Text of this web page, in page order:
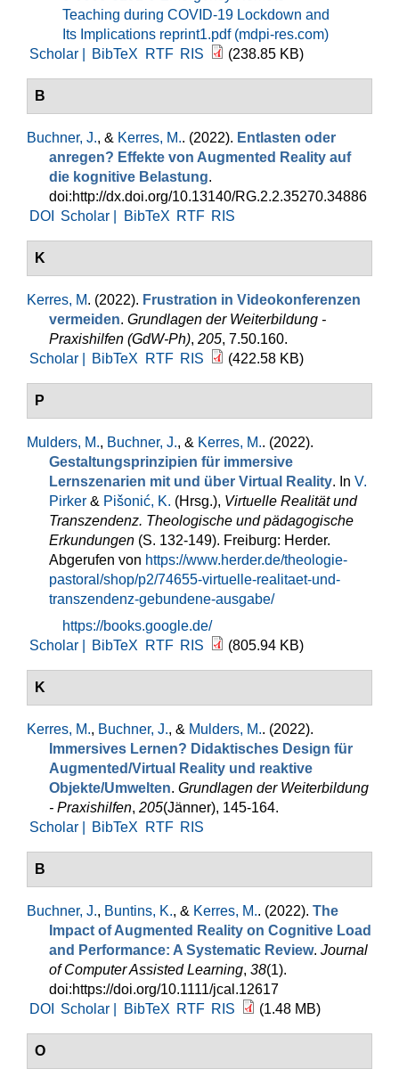
Teaching during COVID-19 Lockdown and
Its Implications reprint1.pdf (mdpi-res.com)
Scholar |
BibTeX RTF RIS (238.85 KB)
B
Buchner, J., & Kerres, M.. (2022). Entlasten oder
anregen? Effekte von Augmented Reality auf
die kognitive Belastung.
doi:http://dx.doi.org/10.13140/RG.2.2.35270.34886
DOI
Scholar | BibTeX RTF RIS
K
Kerres, M. (2022). Frustration in Videokonferenzen
vermeiden. Grundlagen der Weiterbildung -
Praxishilfen (GdW-Ph), 205, 7.50.160.
Scholar |
BibTeX RTF RIS (422.58 KB)
P
Mulders, M., Buchner, J., & Kerres, M.. (2022).
Gestaltungsprinzipien für immersive
Lernszenarien mit und über Virtual Reality. In V.
Pirker & Pišonić, K. (Hrsg.), Virtuelle Realität und
Transzendenz. Theologische und pädagogische
Erkundungen (S. 132-149). Freiburg: Herder.
Abgerufen von https://www.herder.de/theologie-
pastoral/shop/p2/74655-virtuelle-realitaet-und-
transzendenz-gebundene-ausgabe/
https://books.google.de/
Scholar |
BibTeX RTF RIS (805.94 KB)
K
Kerres, M., Buchner, J., & Mulders, M.. (2022).
Immersives Lernen? Didaktisches Design für
Augmented/Virtual Reality und reaktive
Objekte/Umwelten. Grundlagen der Weiterbildung
- Praxishilfen, 205(Jänner), 145-164.
Scholar |
BibTeX RTF RIS
B
Buchner, J., Buntins, K., & Kerres, M.. (2022). The
Impact of Augmented Reality on Cognitive Load
and Performance: A Systematic Review. Journal
of Computer Assisted Learning, 38(1).
doi:https://doi.org/10.1111/jcal.12617
DOI
Scholar | BibTeX RTF RIS (1.48 MB)
O